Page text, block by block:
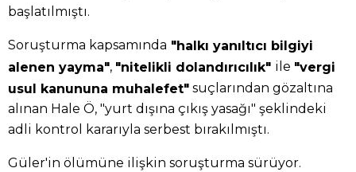
başlatılmıştı.
Soruşturma kapsamında "halkı yanıltıcı bilgiyi
alenen yayma", "nitelikli dolandırıcılık" ile "vergi
usul kanununa muhalefet" suçlarından gözaltına
alınan Hale Ö, "yurt dışına çıkış yasağı" şeklindeki
adli kontrol kararıyla serbest bırakılmıştı.
Güler'in ölümüne ilişkin soruşturma sürüyor.